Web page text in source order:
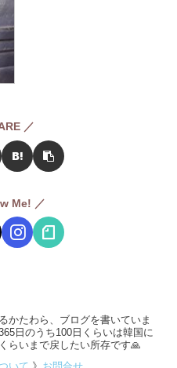
／
Me! ／
かたわら、ブログを書いていま
日のうち100日くらいは韓国に
らいまで戻したい所存です🙏